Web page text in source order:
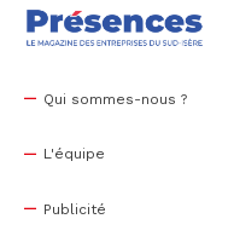
Qui sommes-nous ?
L'équipe
Publicité